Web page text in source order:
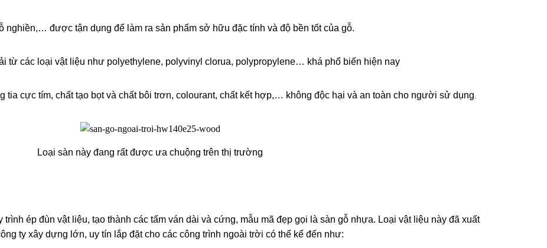
nghiền,… được tận dụng để làm ra sản phẩm sở hữu đặc tính và độ bền tốt của gỗ.
từ các loại vật liệu như polyethylene, polyvinyl clorua, polypropylene… khá phổ biến hiện nay
tia cực tím, chất tạo bọt và chất bôi trơn, colourant, chất kết hợp,… không độc hại và an toàn cho người sử dụng
Loại sàn này đang rất được ưa chuộng trên thị trường
ép đùn vật liệu, tạo thành các tấm ván dài và cứng, mẫu mã đẹp gọi là sàn gỗ nhựa. Loại vật liệu này đã xuất
ty xây dựng lớn, uy tín lắp đặt cho các công trình ngoài trời có thể kể đến như: